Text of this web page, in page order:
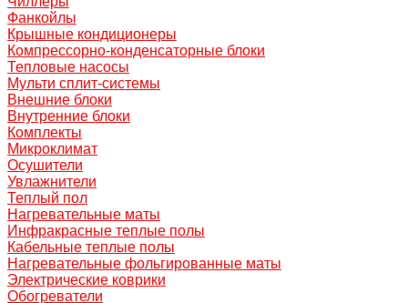
Фанкойлы
Крышные кондиционеры
Компрессорно-конденсаторные блоки
Тепловые насосы
Мульти сплит-системы
Внешние блоки
Внутренние блоки
Комплекты
Микроклимат
Осушители
Увлажнители
Теплый пол
Нагревательные маты
Инфракрасные теплые полы
Кабельные теплые полы
Нагревательные фольгированные маты
Электрические коврики
Обогреватели